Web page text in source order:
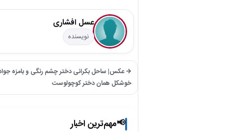
عسل افشاری
نویسنده
→ عکس| ساحل بکرانی دختر چشم رنگی و بامزه
خوشکل همان دختر کوچولوست
📢مهم‌ترین اخبار